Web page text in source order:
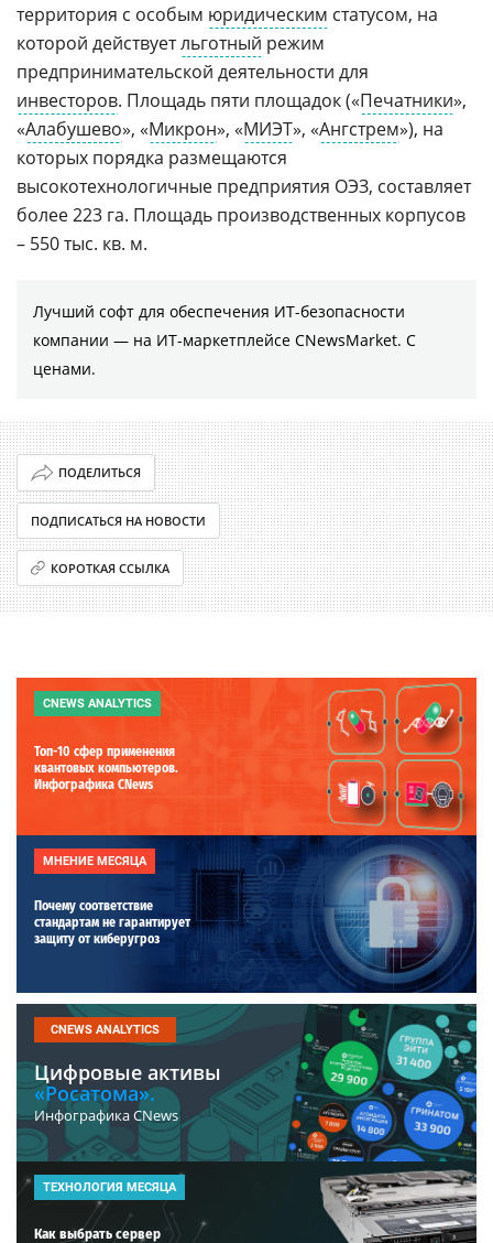
территория с особым юридическим статусом, на
которой действуетльготный режим
предпринимательской деятельности для
инвесторов. Площадь пяти площадок («Печатники»,
«Алабушево», «Микрон», «МИЭТ», «Ангстрем»), на
которых порядка размещаются
высокотехнологичные предприятия ОЭЗ, составляет
более 223 га. Площадь производственных корпусов
– 550 тыс. кв. м.
Лучший софт для обеспечения ИТ-безопасности
компании ― на ИТ-маркетплейсе CNewsMarket. С
ценами.
ПОДЕЛИТЬСЯ
ПОДПИСАТЬСЯ НА НОВОСТИ
КОРОТКАЯ ССЫЛКА
CNEWS ANALYTICS
Топ-10 сфер применения
квантовых компьютеров.
Инфографика CNews
МНЕНИЕ МЕСЯЦА
Почему соответствие
стандартам не гарантирует
защиту от киберугроз
CNEWS ANALYTICS
Цифровые активы
«Росатома».
Инфографика CNews
ТЕХНОЛОГИЯ МЕСЯЦА
Как выбрать сервер